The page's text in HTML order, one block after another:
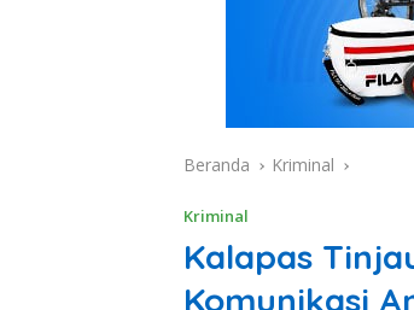
Beranda Kriminal
Kriminal
Kalapas
Komunikasi